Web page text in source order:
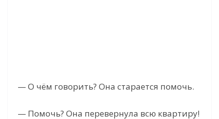
— О чём говорить? Она старается помочь.
— Помочь? Она перевернула всю квартиру!